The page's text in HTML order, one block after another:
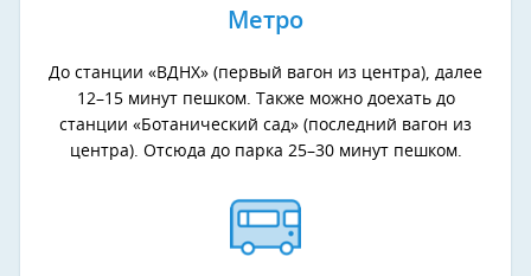
Метро
До станции «ВДНХ» (первый вагон из центра), далее
12–15 минут пешком. Также можно доехать до
станции «Ботанический сад» (последний вагон из
центра). Отсюда до парка 25–30 минут пешком.